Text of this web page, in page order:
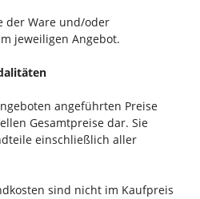
der Ware und/oder
jeweiligen Angebot.
angeführten Preise
Gesamtpreise dar. Sie
einschließlich aller
sind nicht im Kaufpreis